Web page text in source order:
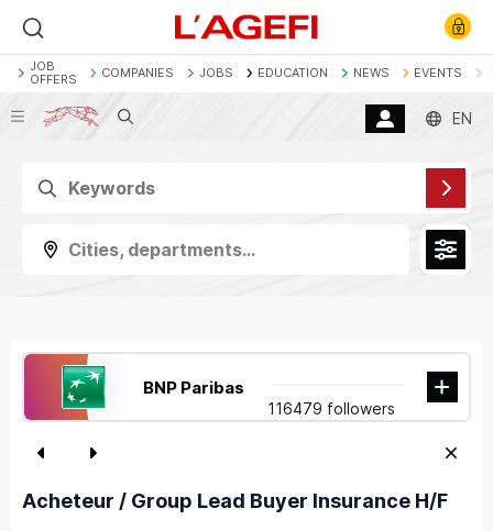
JOB
OFFERS
COMPANIES JOBS EDUCATION NEWS EVENTS
Search EN
Cities, departments...
BNP Paribas
116479 followers
Acheteur / Group Lead Buyer Insurance H/F
Décryptage